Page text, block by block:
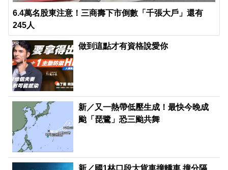
6.4萬名股東注意！三商壽下市倒數「千張大戶」還有
245人
做到這點才有資格說愛你
PR
新／又一熱帶低壓生成！最快今晚成
颱「琵鷺」恐三颱共舞